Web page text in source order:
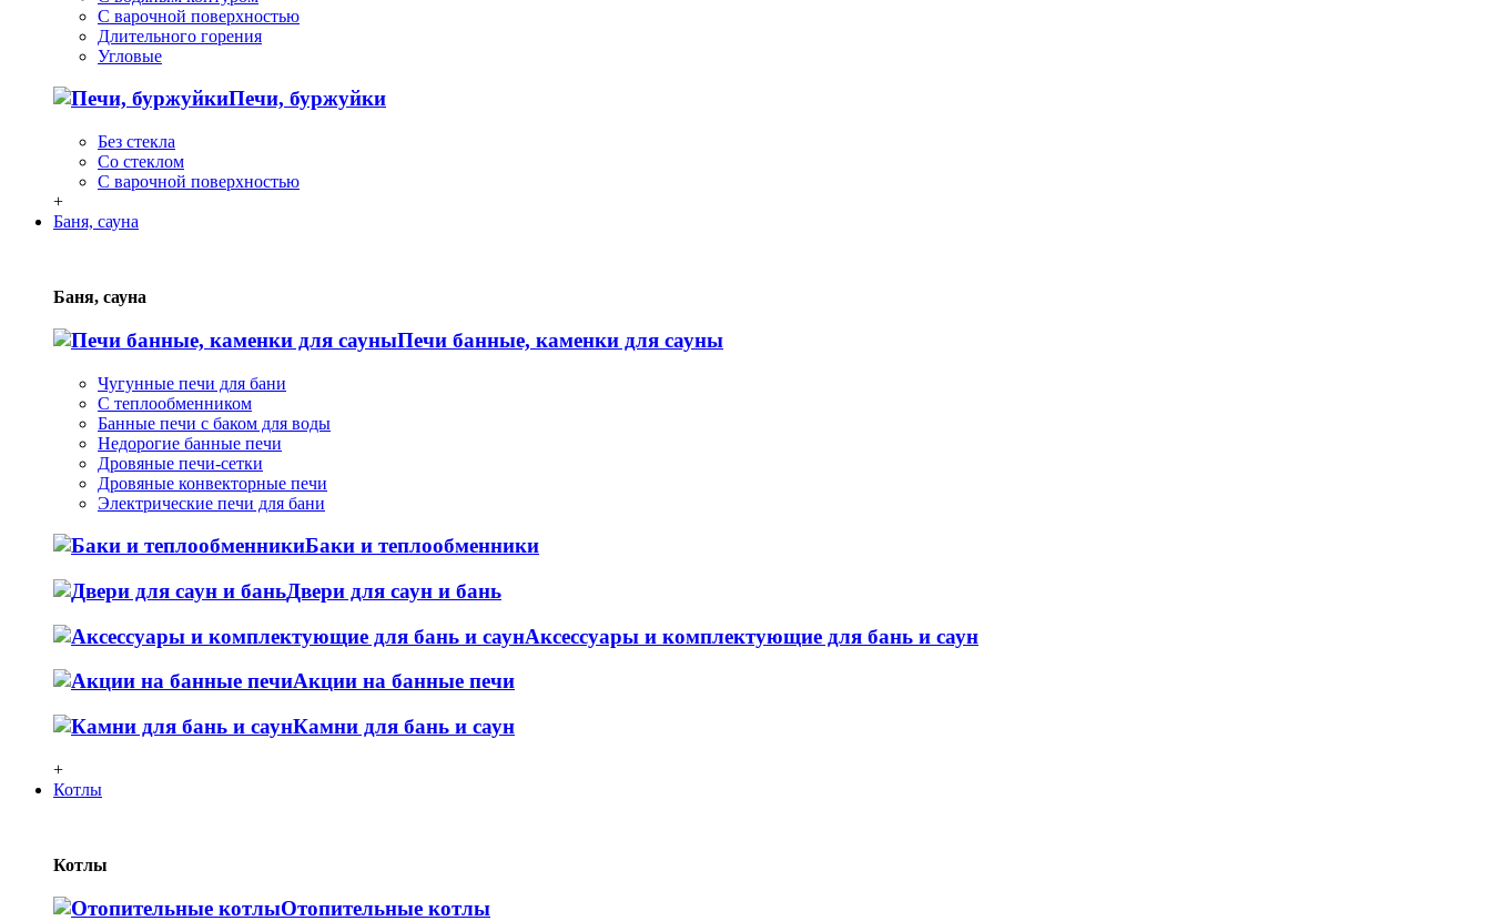
С варочной поверхностью
Длительного горения
Угловые
Печи, буржуйки
Без стекла
Со стеклом
С варочной поверхностью
+
Баня, сауна
Баня, сауна
Печи банные, каменки для сауны
Чугунные печи для бани
С теплообменником
Банные печи с баком для воды
Недорогие банные печи
Дровяные печи-сетки
Дровяные конвекторные печи
Электрические печи для бани
Баки и теплообменники
Двери для саун и бань
Аксессуары и комплектующие для бань и саун
Акции на банные печи
Камни для бань и саун
+
Котлы
Котлы
Отопительные котлы